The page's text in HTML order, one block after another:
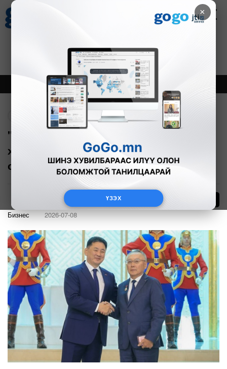
×
ҮЗЭХ
Зурхай
8.08
Онцлох Шинэ
"Golden Gobi" брэнд технологийн
хувьсгалаар Монголын хүнсний
салбарыг түүчээлж байна
Бизнес 2026-07-08